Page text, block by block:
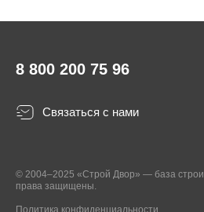
8 800 200 75 96
Связаться с нами
© 2004–2025 «Строй Двор» — база
права защищены.
Политика конфиденциальности